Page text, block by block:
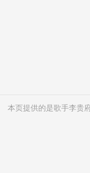
本页提供的是歌手李贵